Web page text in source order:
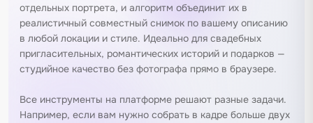
отдельных портрета, и алгоритм объединит их в
реалистичный совместный снимок по вашему описанию
в любой локации и стиле. Идеально для свадебных
пригласительных, романтических историй и подарков —
студийное качество без фотографа прямо в браузере.
Все инструменты на платформе решают разные задачи.
Например, если вам нужно собрать в кадре больше двух